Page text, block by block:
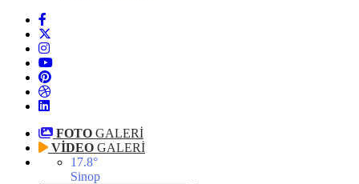
FOTO GALERİ
VİDEO GALERİ
17.8°
Sinop